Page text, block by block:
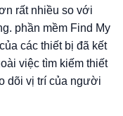
rất nhiều so với
phần mềm Find My
các thiết bị đã kết
việc tìm kiếm thiết
dõi vị trí của người